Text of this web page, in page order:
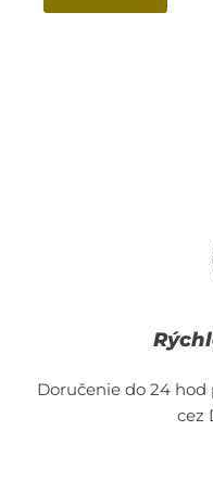
Doručenie do 24 hod
cez